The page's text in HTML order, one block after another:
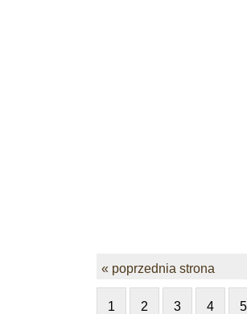
« poprzednia strona
1 2 3 4 5